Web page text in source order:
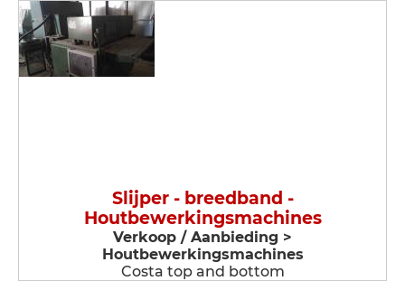
Slijper - breedband -
Houtbewerkingsmachines
Verkoop / Aanbieding >
Houtbewerkingsmachines
Costa top and bottom